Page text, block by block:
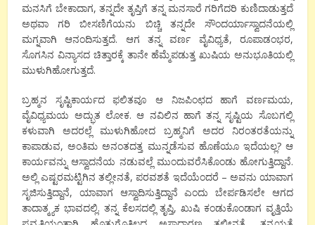
ಮನಸಿಗೆ ಬೇಕಾದಾಗ, ತನ್ನದೇ ತೃಪ್ತಿಗೆ ತನ್ನ ಮನಸಾರೆ ಗರಿಗೆದರಿ ಕುಣಿದಾಡುತ್ತದೆ
ಅಥವಾ ಗರಿ ಬೀಸಣಿಗೆಯನು ಬಿಚ್ಚಿ ತನ್ನದೇ ಸೌಂದರ್ಯಾಸ್ವಾದನೆಯಲ್ಲಿ
ಮಗ್ನವಾಗಿ ಆನಂದಿಸುತ್ತದೆ. ಆಗ ತನ್ನ ವರ್ಣ ವೈವಿಧ್ಯತೆ, ರೂಪಾಡಂಭರ,
ಸೊಗಸಿನ ವಿನ್ಯಾಸದ ಚಿತ್ತಾರಕ್ಕೆ ತಾನೇ ಹೆಮ್ಮೆಪಡುತ್ತ ಖುಷಿಯ ಅನುಭೂತಿಯಲ್ಲಿ
ಮುಳುಗಿಹೋಗುತ್ತದೆ.
ಬ್ರಹ್ಮನ ಸೃಷ್ಟಿಕಾರ್ಯದ ಫಲಿತವೂ ಆ ನಿಜಪಿಂಛದ ಹಾಗೆ ವರ್ಣಮಯ,
ವೈವಿಧ್ಯಮಯ ಅದ್ಭುತ ಲೋಕ. ಆ ನವಿಲಿನ ಹಾಗೆ ತನ್ನ ಸೃಷ್ಟಿಯ ಸೊಬಗಲ್ಲಿ
ಕಳುವಾಗಿ ಅದರಲ್ಲೆ ಮುಳುಗಿಹೋದ ಬ್ರಹ್ಮನಿಗೆ ಅದರ ನಿರಂತರತೆಯನ್ನು
ಕಾಪಾಡುವ, ಅಂತಿಮ ಅನಂತದತ್ತ ಮುನ್ನಡೆಸುವ ಹೊಣೆಯೂ ಇದೆಯಲ್ಲ? ಆ
ಕಾರ್ಯವನ್ನು ಆಸ್ವಾದನೆಯ ನಡುವಲ್ಲೆ ಮುಂದುವರೆಸಿಕೊಂಡು ಹೋಗುತ್ತಿದ್ದಾನೆ.
ಅಲ್ಲಿ ಎಷ್ಟರಮಟ್ಟಿಗಿನ ತಲ್ಲೀನತೆ, ಪರವಶತೆ ಇದೆಯೆಂದರೆ – ಅವನು ಯಾವಾಗ
ಸೃಜಿಸುತ್ತಿದ್ದಾನೆ, ಯಾವಾಗ ಆಸ್ವಾದಿಸುತ್ತಿದ್ದಾನೆ ಎಂದು ಬೇರ್ಪಡಿಸಲೇ ಆಗದ
ತಾದಾತ್ಮ್ಯಕ ಭಾವದಲ್ಲಿ. ತನ್ನ ಕೆಲಸದಲ್ಲಿ ತೃಪ್ತಿ, ಖುಷಿ ಕಂಡುಕೊಂಡಾಗ ವೃತ್ತಿಯೆ